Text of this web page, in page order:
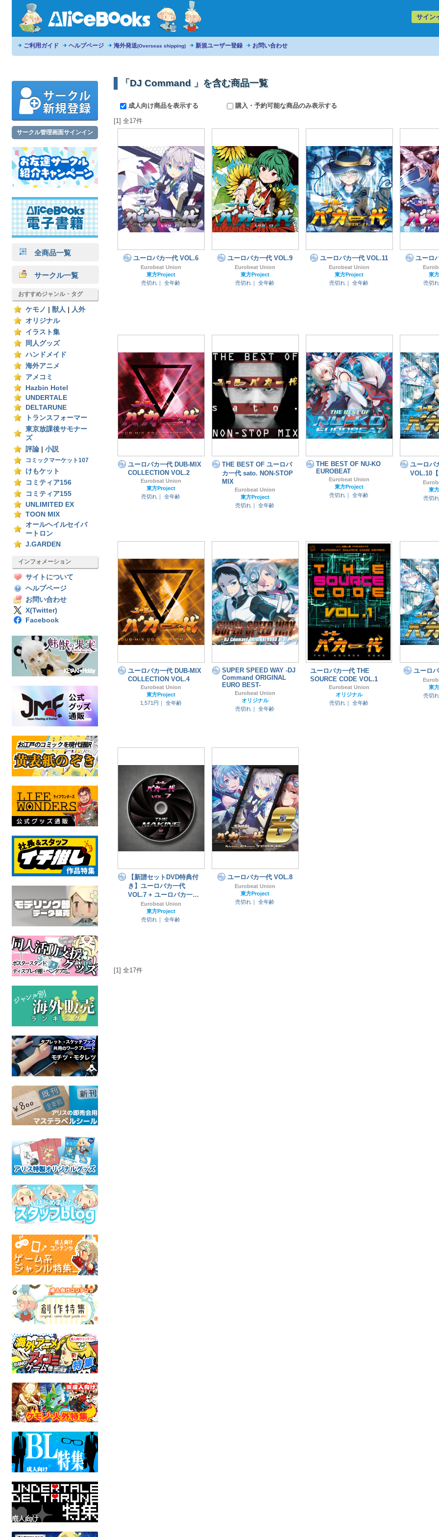
サイン
ご利用ガイド ヘルプページ 海外発送(Overseas shipping) 新規ユーザー登録 お問い合わせ
サークル管理画面サインイン
全商品一覧
サークル一覧
おすすめジャンル・タグ
ケモノ 獣人
人外
オリジナル
イラスト集
同人グッズ
ハンドメイド
海外アニメ
アメコミ
Hazbin Hotel
UNDERTALE
DELTARUNE
トランスフォーマー
東京放課後サモナー
ズ
評論
小説
コミックマーケット107
けもケット
コミティア156
コミティア155
UNLIMITED EX
TOON MIX
オールヘイルセイバ
ートロン
J.GARDEN
インフォメーション
サイトについて
ヘルプページ
お問い合わせ
X(Twitter)
Facebook
「DJ Command 」を含む商品一覧
成人向け商品を表示する 購入・予約可能な商品のみ表示する
[1] 全17件
ユーロバカ一代 VOL.6
Eurobeat Union
東方Project
売切れ｜
全年齢
ユーロバカ一代 VOL.9
Eurobeat Union
東方Project
売切れ｜
全年齢
ユーロバカ一代 VOL.11
Eurobeat Union
東方Project
売切れ｜
全年齢
ユーロ
東
売切れ
ユーロバカ一代 DUB-MIX
COLLECTION VOL.2
Eurobeat Union
東方Project
売切れ｜
全年齢
THE BEST OF ユーロバ
カ一代 sato. NON-STOP
MIX
Eurobeat Union
東方Project
売切れ｜
全年齢
THE BEST OF NU-KO
EUROBEAT
Eurobeat Union
東方Project
売切れ｜
全年齢
ユーロバ
VOL.10【
東
売切れ
ユーロバカ一代 DUB-MIX
COLLECTION VOL.4
Eurobeat Union
東方Project
1,571円｜
全年齢
SUPER SPEED WAY -DJ
Command ORIGINAL
EURO BEST-
Eurobeat Union
オリジナル
売切れ｜
全年齢
ユーロバカ一代 THE
SOURCE CODE VOL.1
Eurobeat Union
オリジナル
売切れ｜
全年齢
ユーロ
東
売切れ
【新譜セットDVD特典付
き】ユーロバカ一代
VOL.7 + ユーロバカ一代
VOL.8Eurobeat Union
東方Project
売切れ｜
全年齢
ユーロバカ一代 VOL.8
Eurobeat Union
東方Project
売切れ｜
全年齢
[1] 全17件